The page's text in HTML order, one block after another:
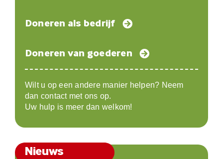
Doneren als bedrijf
Doneren van goederen
Wilt u op een andere manier helpen? Neem
dan contact met ons op.
Uw hulp is meer dan welkom!
Nieuws